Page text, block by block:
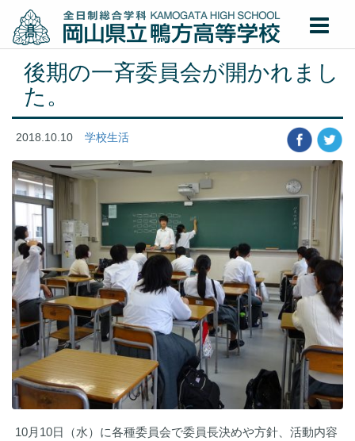
後期の一斉委員会が開かれまし
た。
2018.10.10 学校生活
10月10日（水）に各種委員会で委員長決めや方針、活動内容